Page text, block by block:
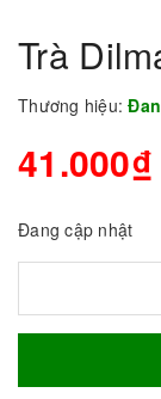
Trà
Thương hiệu:
41.000₫
Đang cập nhật